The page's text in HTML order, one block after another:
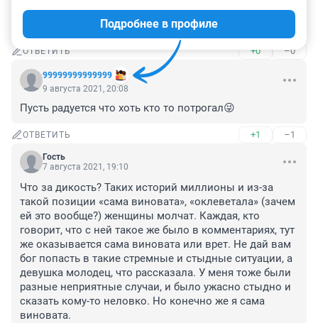
Попахивает враньем .
ОТВЕТИТЬ +0 –0
99999999999999
Подробнее в профиле
9 августа 2021, 20:08
Пусть радуется что хоть кто то потрогал😜
ОТВЕТИТЬ +1 –1
Гость
7 августа 2021, 19:10
Что за дикость? Таких историй миллионы и из-за
такой позиции «сама виновата», «оклеветала» (зачем
ей это вообще?) женщины молчат. Каждая, кто
говорит, что с ней такое же было в комментариях, тут
же оказывается сама виновата или врет. Не дай вам
бог попасть в такие стремные и стыдные ситуации, а
девушка молодец, что рассказала. У меня тоже были
разные неприятные случаи, и было ужасно стыдно и
сказать кому-то неловко. Но конечно же я сама
виновата.